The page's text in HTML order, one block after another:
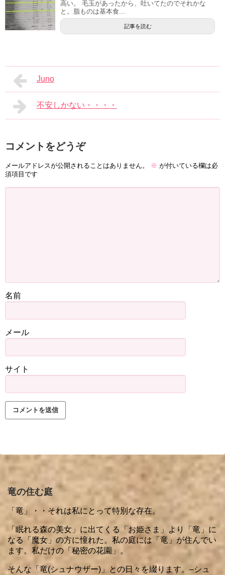
高い。 毛玉があったから、吐いてたのでそれかな
と。脂ものは基本食...
記事を読む
Juno
不安しかない・・・・
コメントをどうぞ
メールアドレスが公開されることはありません。 ※ が付いている欄は必
須項目です
名前
メール
サイト
竜の住む庭
「竜」・・それは私にとって特別な存在。
「眠れる森の美女」に出てくる「お姫さま」より「竜」に
なる「魔女」の方に憧れた。私の庭には「竜」が住んでい
ます。私だけの「秘密の花園」。
そんな「竜(シュナウザー)」との日々を綴ります。–シュ